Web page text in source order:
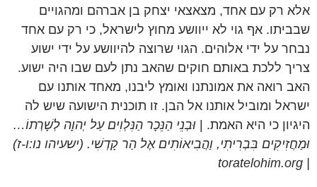
אלא רק עם אחד, מצאצאי יצחק בן אברהם ומהגויים
שבביתו. אף גוי לא ייוושע מחוץ לישראל, כי רק עם אחד
נבחר על ידי אלוהים. הגוי שרוצה להיוושע על ידי ישוע
צריך ללכת באותם חוקים שהאב נתן לעם שבו היה ישוע.
האב רואה את אמונתנו ואומץ ליבנו, מאחד אותנו עם
ישראל ומוביל אותנו אל הבן. זו תוכנית הישועה שיש לה
היגיון כי היא האמת. | וּבְנֵי הַנֵּכָר הַנִּלְוִים עַל יְהוָה לְשָׁרְתוֹ…
וּמַחֲזִיקִים בִּבְרִיתִי, וַהֲבִיאוֹתִים אֶל הַר קָדְשִׁי. (ישעיהו נו:ו-ז)